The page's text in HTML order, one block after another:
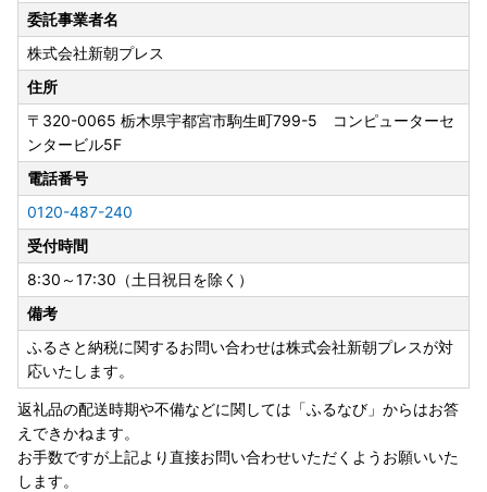
委託事業者名
株式会社新朝プレス
住所
〒320-0065 栃木県宇都宮市駒生町799-5 コンピューターセ
ンタービル5F
電話番号
0120-487-240
受付時間
8:30～17:30（土日祝日を除く）
備考
ふるさと納税に関するお問い合わせは株式会社新朝プレスが対
応いたします。
返礼品の配送時期や不備などに関しては「ふるなび」からはお答
えできかねます。
お手数ですが上記より直接お問い合わせいただくようお願いいた
します。